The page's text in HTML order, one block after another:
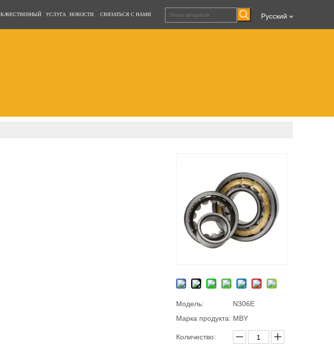
КАЧЕСТВЕННЫЙ УСЛУГА НОВОСТИ СВЯЗАТЬСЯ С НАМИ Pусский
Модель:
N306E
Марка продукта: MBY
Количество: